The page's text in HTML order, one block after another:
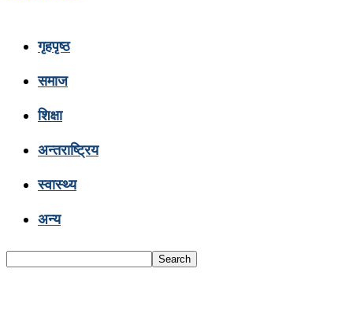
गृहपृष्ठ
समाज
शिक्षा
अन्तराष्ट्रिय
स्वास्थ्य
अन्य